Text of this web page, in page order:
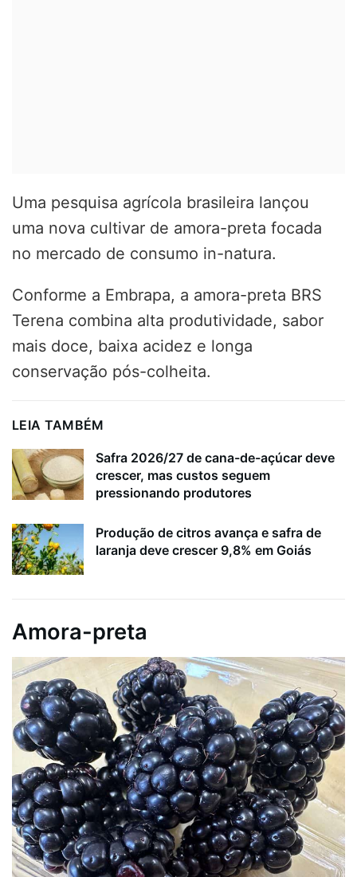
Uma pesquisa agrícola brasileira lançou
uma nova cultivar de amora-preta focada
no mercado de consumo in-natura.
Conforme a Embrapa, a amora-preta BRS
Terena combina alta produtividade, sabor
mais doce, baixa acidez e longa
conservação pós-colheita.
LEIA TAMBÉM
Safra 2026/27 de cana-de-açúcar deve
crescer, mas custos seguem
pressionando produtores
Produção de citros avança e safra de
laranja deve crescer 9,8% em Goiás
Amora-preta